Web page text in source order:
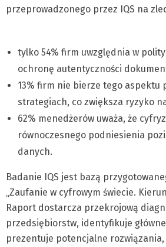
przeprowadzonego przez IQS na
tylko 54% firm uwzględnia w
ochronę autentyczności
13% firm nie bierze tego aspektu
strategiach, co zwiększa ryzyko
62% menedżerów uważa, że
równoczesnego podniesienia
danych.
Badanie IQS jest bazą
„Zaufanie w cyfrowym świecie.
Raport dostarcza przekrojową
przedsiębiorstw, identyfikuje
prezentuje potencjalne